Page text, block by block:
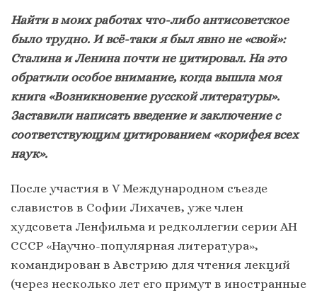
Найти в моих работах что-либо антисоветское
было трудно. И всё-таки я был явно не «свой»:
Сталина и Ленина почти не цитировал. На это
обратили особое внимание, когда вышла моя
книга «Возникновение русской литературы».
Заставили написать введение и заключение с
соответствующим цитированием «корифея всех
наук».
После участия в V Международном съезде
славистов в Софии Лихачев, уже член
худсовета Ленфильма и редколлегии серии АН
СССР «Научно-популярная литература»,
командирован в Австрию для чтения лекций
(через несколько лет его примут в иностранные